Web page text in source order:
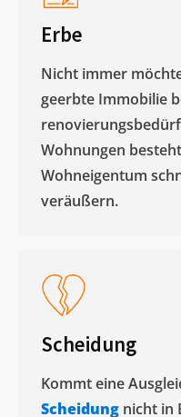
Erbe
Nicht immer
geerbte Immobilie
Wohnungen
Wohneigentum
veräußern. ​
Scheidung
Kommt eine
Scheidung nicht in